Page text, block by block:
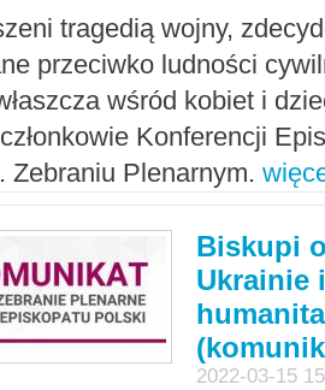
tragedią wojny,
przeciwko ludności
wśród kobiet i
Konferencji
Zebraniu Plenarnym.
Biskupi
Ukrainie
2022-03-15